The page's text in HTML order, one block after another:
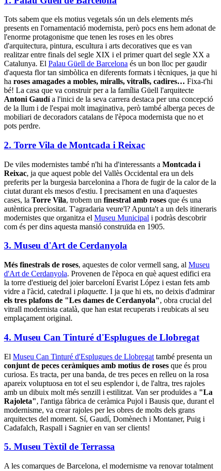
Tots sabem que els motius vegetals són un dels elements més
presents en l'ornamentació modernista, però pocs ens hem adonat de
l'enorme protagonisme que tenen les roses en les obres
d'arquitectura, pintura, escultura i arts decoratives que es van
realitzar entre finals del segle XIX i el primer quart del segle XX a
Catalunya. ElPalau Güell de Barcelona és un bon lloc per gaudir
d'aquesta flor tan simbòlica en diferents formats i tècniques, ja que hi
ha roses amagades a mobles, miralls, vitralls, cadires…Fixa-t'hi
bé! La casa que va construir per a la família Güell l'arquitecte
Antoni Gaudí a l'inici de la seva carrera destaca per una concepció
de la llum i de l'espai molt imaginativa, però també alberga peces de
mobiliari de decoradors catalans de l'època modernista que no et
De viles modernistes també n'hi ha d'interessants aMontcada i
Reixac, ja que aquest poble del Vallès Occidental era un dels
preferits per la burgesia barcelonina a l'hora de fugir de la calor de la
ciutat durant els mesos d'estiu. I precisament en una d'aquestes
cases, la Torre Vila, trobem unfinestral amb rosesque és una
autèntica preciositat. T'agradaria veure'l? Apunta't a un dels itineraris
modernistes que organitza elMuseu Municipali podràs descobrir
Més finestrals de roses, aquestes de color vermell sang, alMuseu
d'Art de Cerdanyola. Provenen de l'època en què aquest edifici era
la torre d'estiueig del joier barceloní Evarist López i estan fets amb
vidre a l'àcid, catedral iplaquette . I ja que hi ets, no deixis d'admirar
els tres plafons de "Les dames de Cerdanyola" , obra crucial del
vitrall modernista català, que han estat recuperats i reubicats al seu
ElMuseu Can Tinturé d'Esplugues de Llobregattambé presenta un
conjunt de peces ceràmiques amb motius de rosesque és prou
curiosa. Es tracta, per una banda, de tres peces en relleu on la rosa
apareix voluptuosa en tot el seu esplendor i, de l'altra, tres rajoles
amb un dibuix molt més senzill i estilitzat. Van ser produïdes a"La
Rajoleta", l'antiga fàbrica de ceràmica Pujol i Bausis que, durant el
modernisme, va crear rajoles per les obres de molts dels grans
arquitectes del moment. Sí, Gaudí, Domènech i Montaner, Puig i